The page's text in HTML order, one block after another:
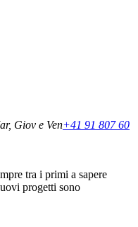
Giov e Ven+41 91 807 60
tra i primi a sapere
progetti sono